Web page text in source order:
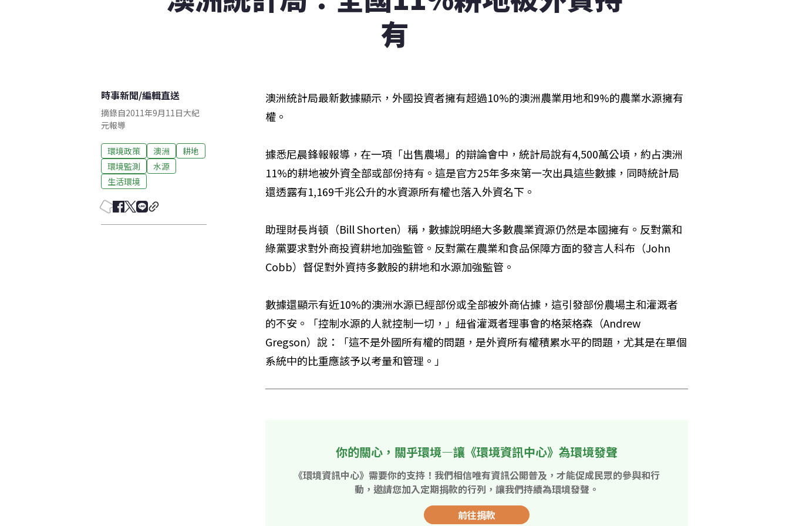
有
時事新聞/編輯直送
摘錄自2011年9月11日大紀
元報導
環境政策 澳洲
耕地
環境監測
水源
生活環境
澳洲統計局最新數據顯示，外國投資者擁有超過10%的澳洲農業用地和9%的農業水源擁有
權。
據悉尼晨鋒報報導，在一項「出售農場」的辯論會中，統計局說有4,500萬公頃，約占澳洲
11%的耕地被外資全部或部份持有。這是官方25年多來第一次出具這些數據，同時統計局
還透露有1,169千兆公升的水資源所有權也落入外資名下。
助理財長肖頓（Bill Shorten）稱，數據說明絕大多數農業資源仍然是本國擁有。反對黨和
綠黨要求對外商投資耕地加強監管。反對黨在農業和食品保障方面的發言人科布（John
Cobb）督促對外資持多數股的耕地和水源加強監管。
數據還顯示有近10%的澳洲水源已經部份或全部被外商佔據，這引發部份農場主和灌溉者
的不安。「控制水源的人就控制一切，」紐省灌溉者理事會的格萊格森（Andrew
Gregson）說：「這不是外國所有權的問題，是外資所有權積累水平的問題，尤其是在單個
系統中的比重應該予以考量和管理。」
你的關心，關乎環境—讓《環境資訊中心》為環境發聲
《環境資訊中心》需要你的支持！我們相信唯有資訊公開普及，才能促成民眾的參與和行
動，邀請您加入定期捐款的行列，讓我們持續為環境發聲。
前往捐款